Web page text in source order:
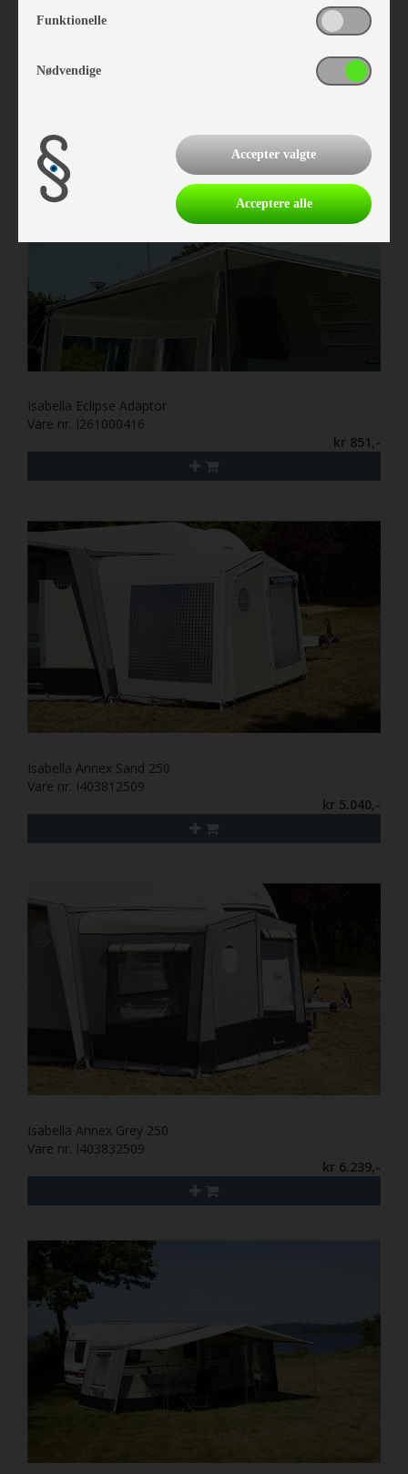
kr 4.759,-
Isabella Eclipse Adaptor
Vare nr. I261000416
kr 851,-
Isabella Annex Sand 250
Vare nr. I403812509
kr 5.040,-
Isabella Annex Grey 250
Vare nr. I403832509
kr 6.239,-
Funktionelle
Nødvendige
Accepter valgte
Acceptere alle